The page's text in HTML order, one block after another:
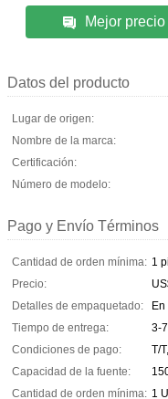
Mejor precio
Datos del producto
Lugar de origen:
Nombre de la marca:
Certificación:
Número de modelo:
Pago y Envío Términos
Cantidad de orden mínima: 1
Precio:
Detalles de empaquetado:
En
Tiempo de entrega:
3-
Condiciones de pago:
T/
Capacidad de la fuente:
Cantidad de orden mínima: 1